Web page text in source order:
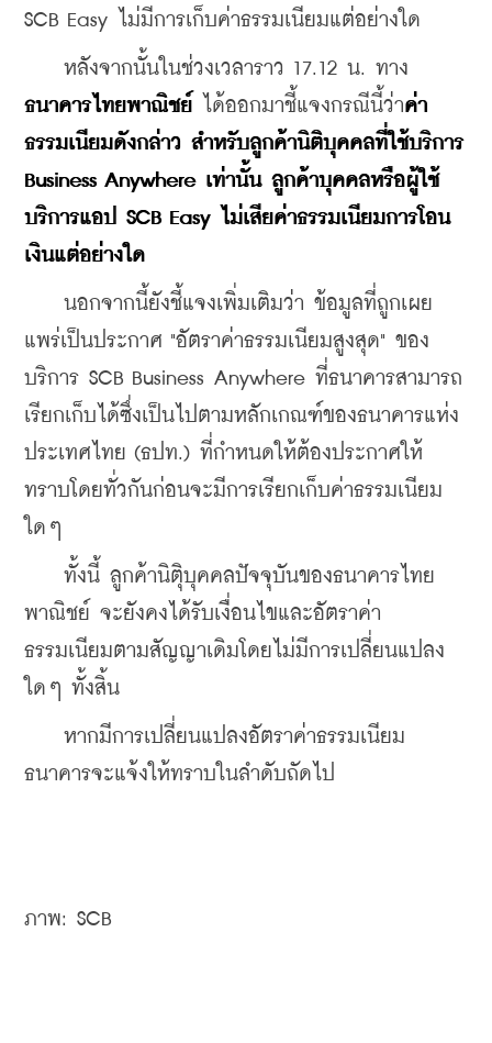
SCB Easy ไม่มีการเก็บค่าธรรมเนียมแต่อย่างใด
หลังจากนั้นในช่วงเวลาราว 17.12 น. ทาง
ธนาคารไทยพาณิชย์ ได้ออกมาชี้แจงกรณีนี้ว่าค่า
ธรรมเนียมดังกล่าว สำหรับลูกค้านิติบุคคลที่ใช้บริการ
Business Anywhere เท่านั้น ลูกค้าบุคคลหรือผู้ใช้
บริการแอป SCB Easy ไม่เสียค่าธรรมเนียมการโอน
เงินแต่อย่างใด
นอกจากนี้ยังชี้แจงเพิ่มเติมว่า ข้อมูลที่ถูกเผย
แพร่เป็นประกาศ "อัตราค่าธรรมเนียมสูงสุด" ของ
บริการ SCB Business Anywhere ที่ธนาคารสามารถ
เรียกเก็บได้ซึ่งเป็นไปตามหลักเกณฑ์ของธนาคารแห่ง
ประเทศไทย (ธปท.) ที่กำหนดให้ต้องประกาศให้
ทราบโดยทั่วกันก่อนจะมีการเรียกเก็บค่าธรรมเนียม
ใดๆ
ทั้งนี้ ลูกค้านิติุบุคคลปัจจุบันของธนาคารไทย
พาณิชย์ จะยังคงได้รับเงื่อนไขและอัตราค่า
ธรรมเนียมตามสัญญาเดิมโดยไม่มีการเปลี่ยนแปลง
ใดๆ ทั้งสิ้น
หากมีการเปลี่ยนแปลงอัตราค่าธรรมเนียม
ธนาคารจะแจ้งให้ทราบในลำดับถัดไป
ภาพ: SCB